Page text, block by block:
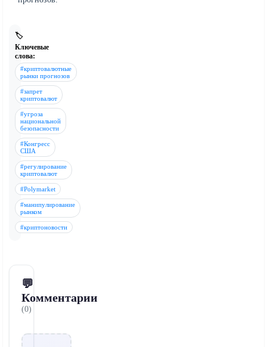
🏷️
Ключевые
слова:
#криптовалютные
рынки прогнозов
#запрет
криптовалют
#угроза
национальной
безопасности
#Конгресс
США
#регулирование
криптовалют
#Polymarket
#манипулирование
рынком
#криптоновости
💬
Комментарии
(0)